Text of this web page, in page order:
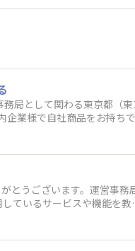
局として関わる東京都（
企業様で自社商品をお持ち
販売で重要な中国モールも
期 ）のご紹介 eBayサポー
とうございます。運営事務
ているサービスや機能を教
度設問数：8問 ※全て選択式
ト券600円分をプレゼントさ
ます。eBayサポートチャ